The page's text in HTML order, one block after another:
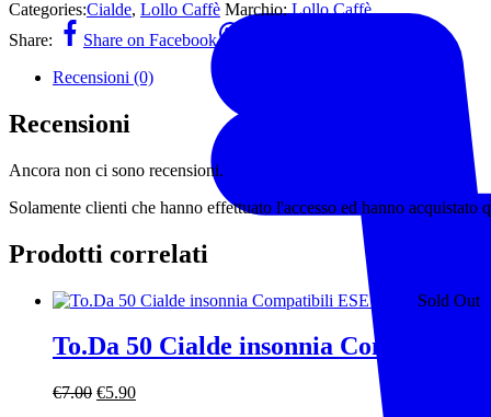
Categories:Cialde, Lollo Caffè Marchio:Lollo Caffè
Share:
Share on Facebook
Recensioni (0)
Recensioni
Ancora non ci sono recensioni.
Solamente clienti che hanno effettuato l'accesso ed hanno acquistato
Prodotti correlati
Sold Out
To.Da 50 Cialde insonnia Compatibili
€7.00 Il
€5.90Il